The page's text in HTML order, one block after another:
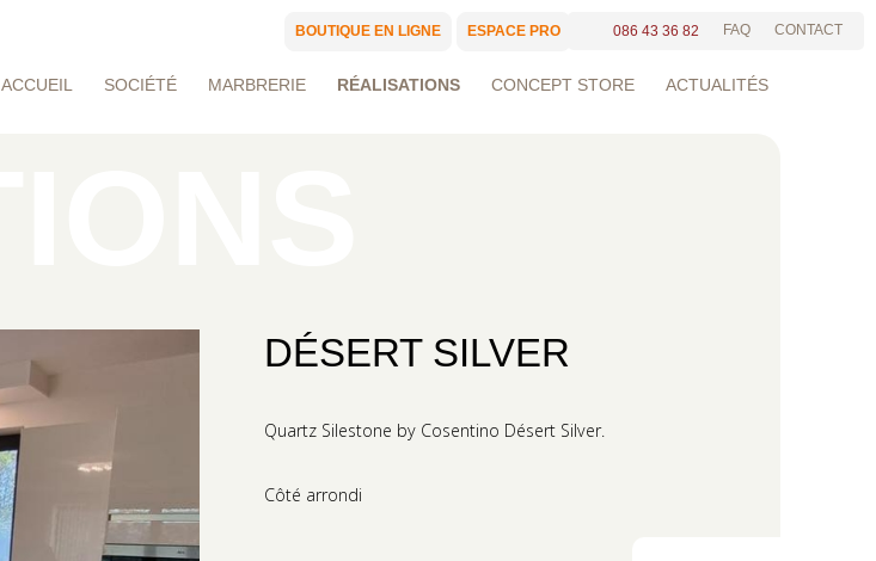
BOUTIQUE EN LIGNE ESPACE PRO 086 43 36 82 FAQ CONTACT
ACCUEIL SOCIÉTÉ MARBRERIE RÉALISATIONS CONCEPT STORE ACTUALITÉS
DÉSERT SILVER
Quartz Silestone by Cosentino Désert Silver.
Côté arrondi